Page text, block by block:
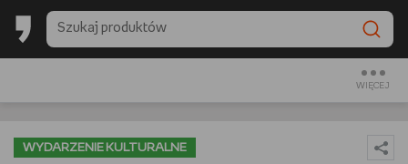
WIĘCEJ
BESTSELLERY EMPIKU 2025
WYDARZENIE KULTURALNE